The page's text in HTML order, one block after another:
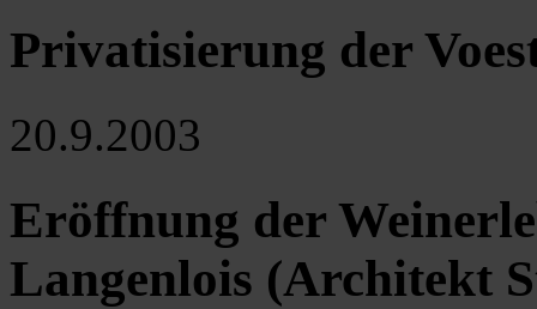
Privatisierung der
20.9.2003
Eröffnung der
Langenlois (Architekt